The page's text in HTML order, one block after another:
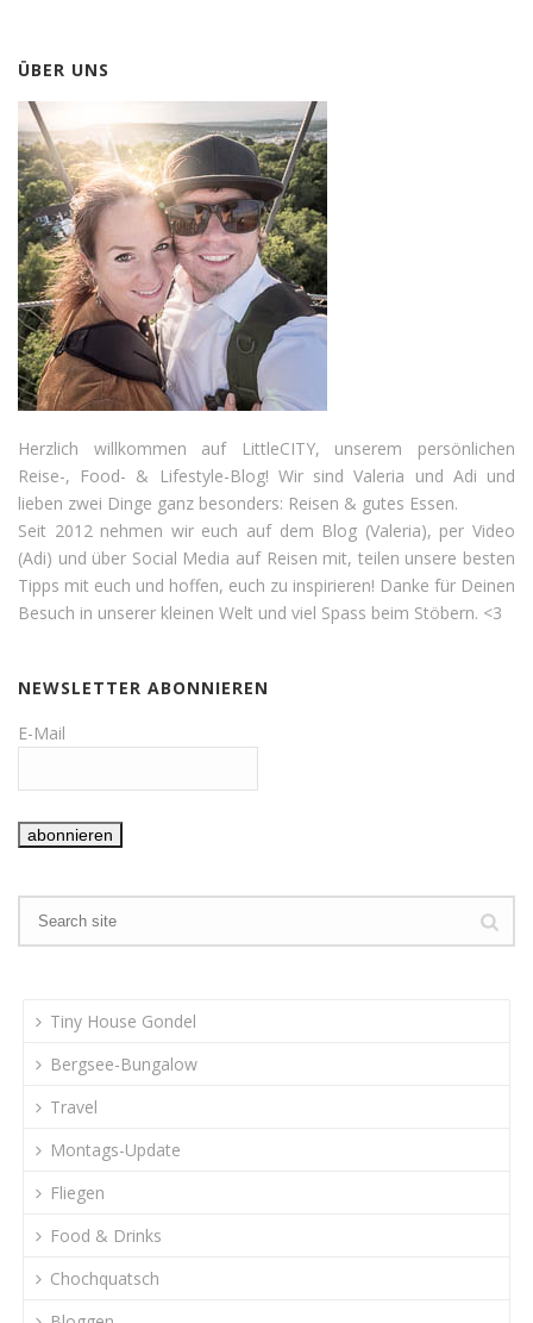
ÜBER UNS
Herzlich willkommen auf LittleCITY, unserem persönlichen
Reise-, Food- & Lifestyle-Blog! Wir sind Valeria und Adi und
lieben zwei Dinge ganz besonders: Reisen & gutes Essen.
Seit 2012 nehmen wir euch auf dem Blog (Valeria), per Video
(Adi) und über Social Media auf Reisen mit, teilen unsere besten
Tipps mit euch und hoffen, euch zu inspirieren! Danke für Deinen
Besuch in unserer kleinen Welt und viel Spass beim Stöbern. <3
NEWSLETTER ABONNIEREN
E-Mail
Tiny House Gondel
Bergsee-Bungalow
Travel
Montags-Update
Fliegen
Food & Drinks
Chochquatsch